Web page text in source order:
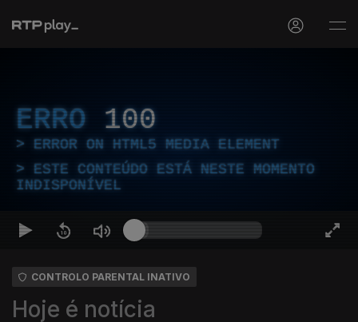
ERRO 100
ERROR ON HTML5 MEDIA ELEMENT
ESTE CONTEÚDO ESTÁ NESTE MOMENTO
INDISPONÍVEL
CONTROLO PARENTAL INATIVO
Hoje é notícia